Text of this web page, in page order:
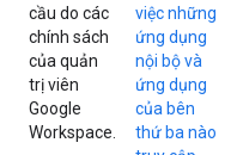
cầu do các
chính sách
của quản
trị viên
Google
Workspace.
việc những
ứng dụng
nội bộ và
ứng dụng
của bên
thứ ba nào